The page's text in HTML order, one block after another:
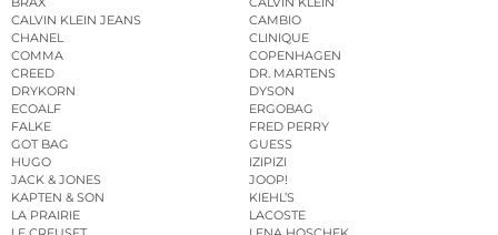
CALVIN KLEIN JEANS
CAMBIO
CHANEL
CLINIQUE
COMMA
COPENHAGEN
CREED
DR. MARTENS
DRYKORN
DYSON
ECOALF
ERGOBAG
FALKE
FRED PERRY
GOT BAG
GUESS
HUGO
IZIPIZI
JACK & JONES
JOOP!
KAPTEN & SON
KIEHL’S
LA PRAIRIE
LACOSTE